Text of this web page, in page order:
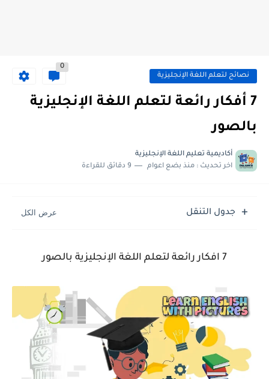
نصائح لتعلم اللغة الإنجليزية
0
7 أفكار رائعة لتعلم اللغة الإنجليزية
بالصور
أكاديمية تعليم اللغة الإنجليزية
اخر تحديث : منذ بضع اعوام 9 دقائق للقراءة
جدول التنقل
7 افكار رائعة لتعلم اللغة الإنجليزية بالصور